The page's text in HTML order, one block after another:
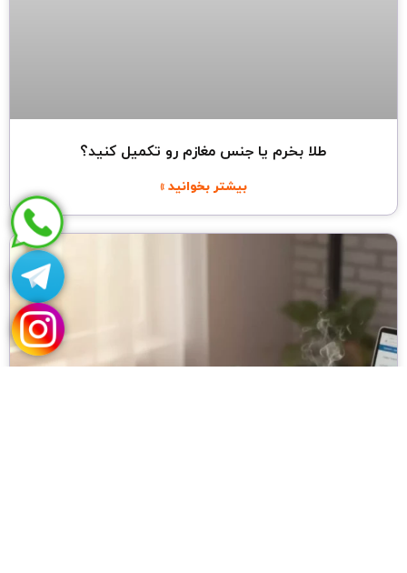
طلا بخرم یا جنس مغازم رو تکمیل کنید؟
بیشتر بخوانید »